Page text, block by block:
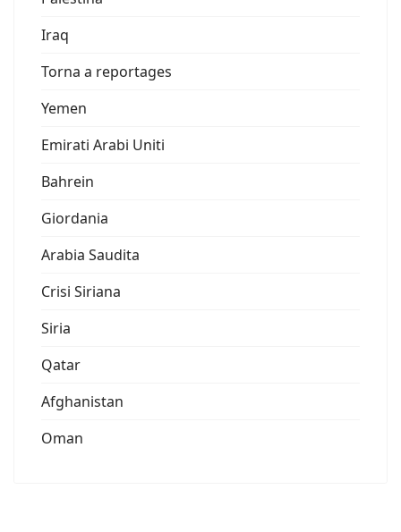
Iraq
Torna a reportages
Yemen
Emirati Arabi Uniti
Bahrein
Giordania
Arabia Saudita
Crisi Siriana
Siria
Qatar
Afghanistan
Oman